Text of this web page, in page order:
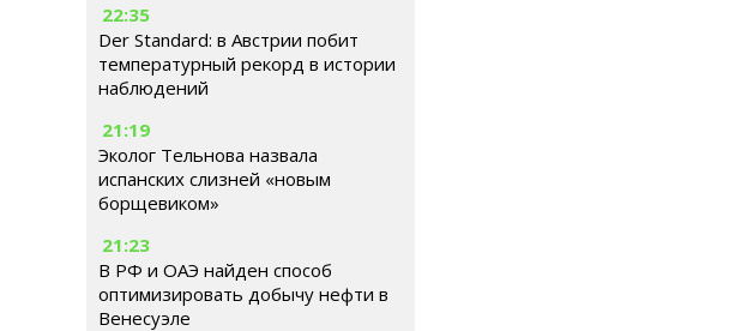
22:35
Der Standard: в Австрии побит
температурный рекорд в истории
наблюдений
21:19
Эколог Тельнова назвала
испанских слизней «новым
борщевиком»
21:23
В РФ и ОАЭ найден способ
оптимизировать добычу нефти в
Венесуэле